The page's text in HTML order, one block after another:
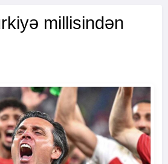
millisindən